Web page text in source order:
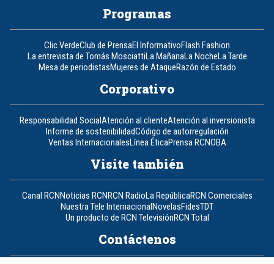
Programas
Clic VerdeClub de PrensaEl InformativoFlash Fashion
La entrevista de Tomás MosciattiLa MañanaLa NocheLa Tarde
Mesa de periodistasMujeres de AtaqueRazón de Estado
Corporativo
Responsabilidad SocialAtención al clienteAtención al inversionista
Informe de sostenibilidadCódigo de autorregulación
Ventas InternacionalesLínea ÉticaPrensa RCNOBA
Visite también
Canal RCNNoticias RCNRCN RadioLa RepúblicaRCN Comerciales
Nuestra Tele InternacionalNovelasFidesTDT
Un producto de RCN TelevisiónRCN Total
Contáctenos